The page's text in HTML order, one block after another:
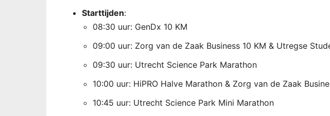
Starttijden:
08:30 uur: GenDx 10 KM
09:00 uur: Zorg van de Zaak Business 10 KM & Utregse
09:30 uur: Utrecht Science Park Marathon
10:00 uur: HiPRO Halve Marathon & Zorg van de Zaak
10:45 uur: Utrecht Science Park Mini Marathon